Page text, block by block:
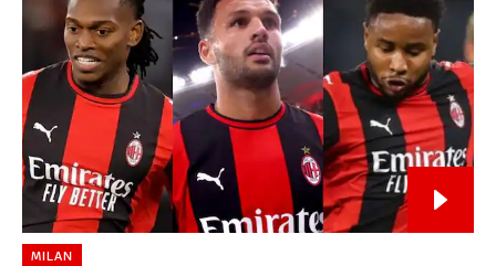
MILAN